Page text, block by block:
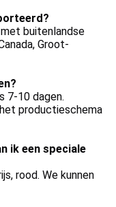
buitenlandse
Groot-
7-10 dagen.
productieschema
ik een speciale
rood. We kunnen